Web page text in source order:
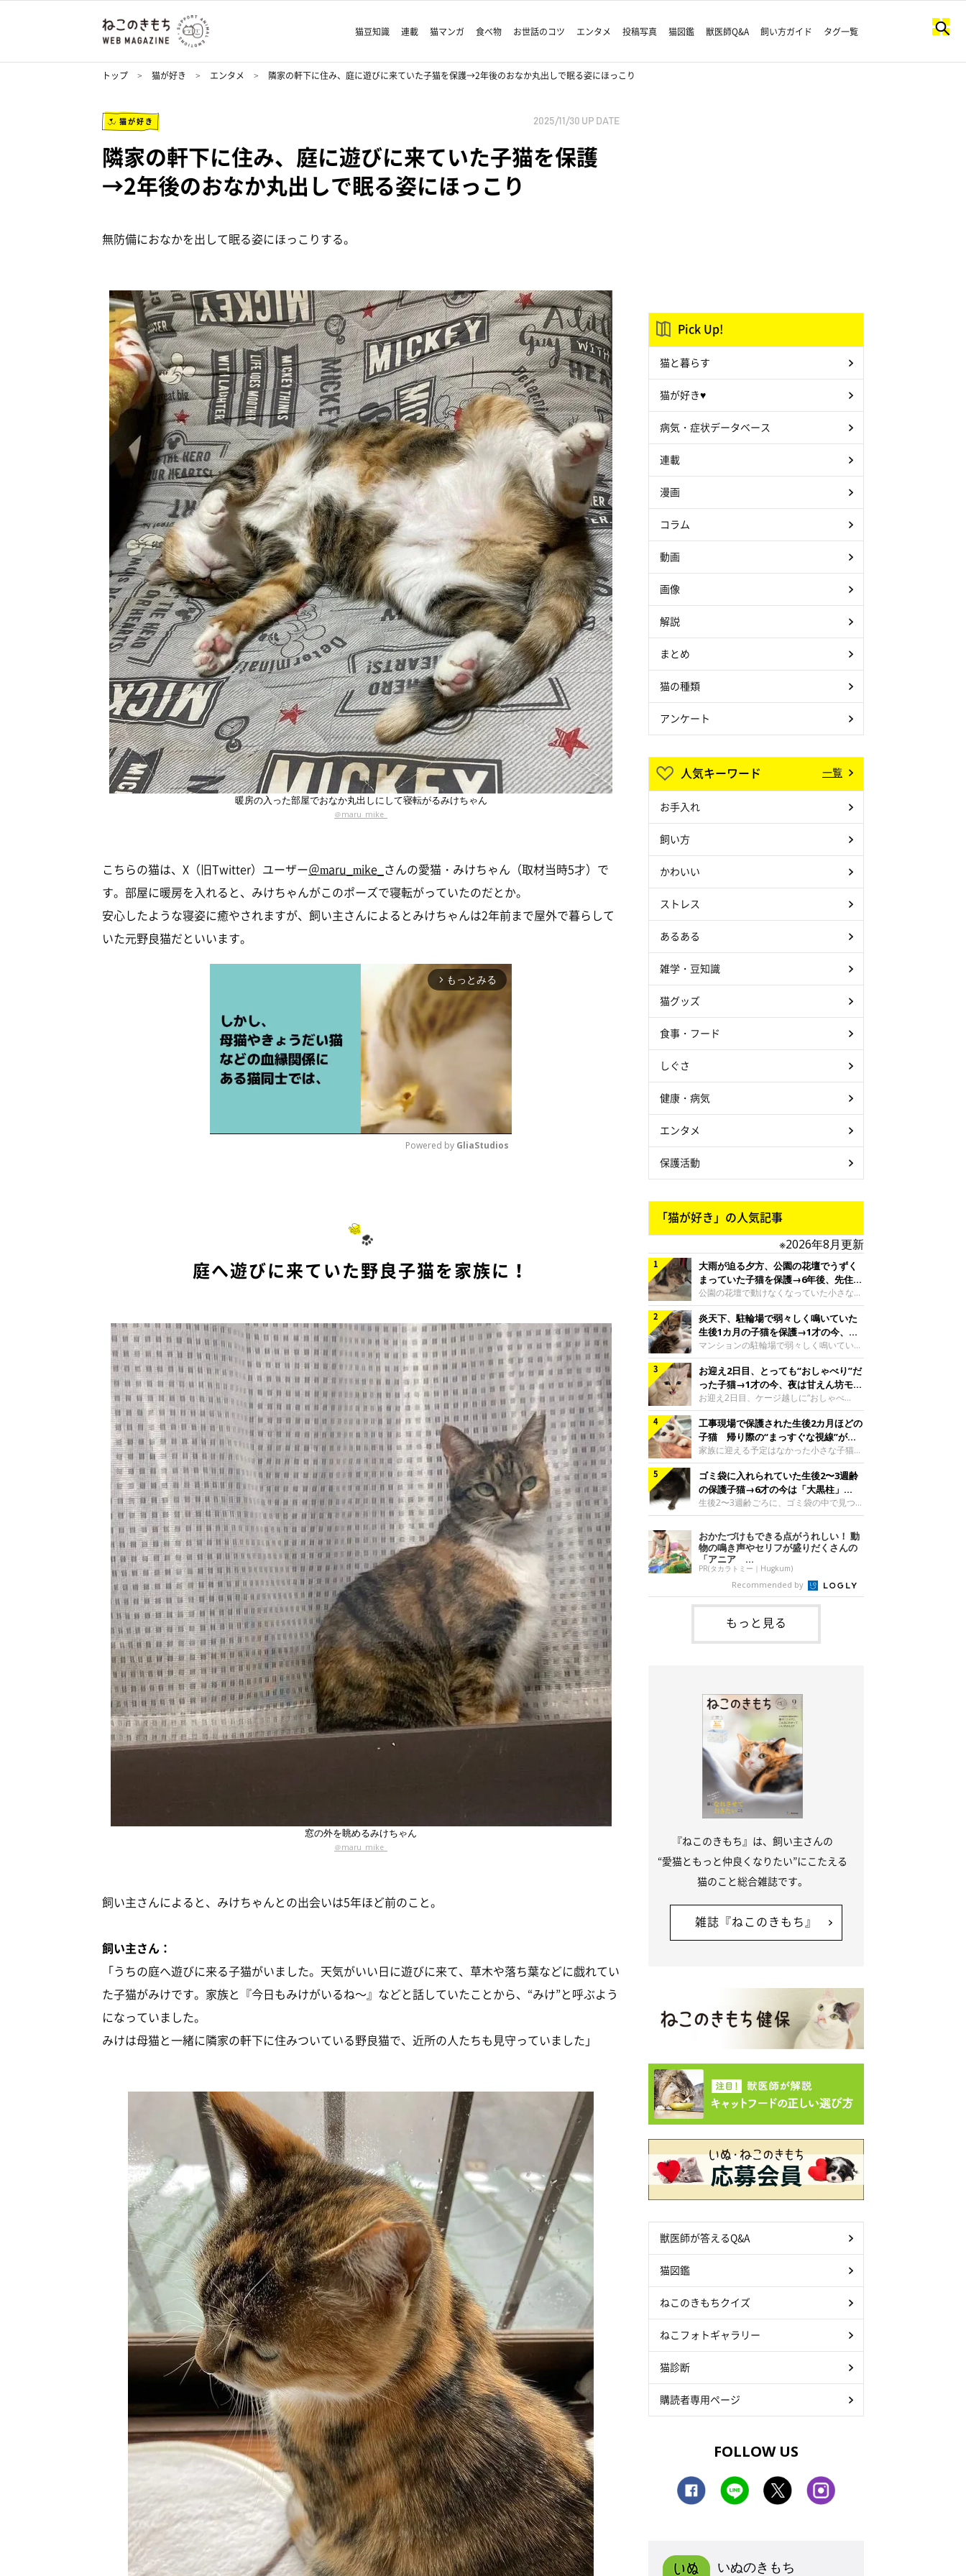
猫豆知識 連載 猫マンガ 食べ物 お世話のコツ エンタメ 投稿写真 猫図鑑 獣医師Q&A 飼い方ガイド タグ一覧
トップ 猫が好き エンタメ 隣家の軒下に住み、庭に遊びに来ていた子猫を保護→2年後のおなか丸出しで眠る姿にほっこり
猫が好き 2025/11/30 UP DATE
隣家の軒下に住み、庭に遊びに来ていた子猫を保護
→2年後のおなか丸出しで眠る姿にほっこり
無防備におなかを出して眠る姿にほっこりする。
暖房の入った部屋でおなか丸出しにして寝転がるみけちゃん
＠maru_mike_
こちらの猫は、X（旧Twitter）ユーザー＠maru_mike_ さんの愛猫・みけちゃん（取材当時5才）で
す。部屋に暖房を入れると、みけちゃんがこのポーズで寝転がっていたのだとか。
安心したような寝姿に癒やされますが、飼い主さんによるとみけちゃんは2年前まで屋外で暮らして
いた元野良猫だといいます。
arrow_forward_ios もっとみる
Powered by GliaStudios
庭へ遊びに来ていた野良子猫を家族に！
窓の外を眺めるみけちゃん
＠maru_mike_
飼い主さんによると、みけちゃんとの出会いは5年ほど前のこと。
飼い主さん：
「うちの庭へ遊びに来る子猫がいました。天気がいい日に遊びに来て、草木や落ち葉などに戯れてい
た子猫がみけです。家族と『今日もみけがいるね～』などと話していたことから、“みけ”と呼ぶよう
になっていました。
みけは母猫と一緒に隣家の軒下に住みついている野良猫で、近所の人たちも見守っていました」
Pick Up!
猫と暮らす
猫が好き♥
病気・症状データベース
連載
漫画
コラム
動画
画像
解説
まとめ
猫の種類
アンケート
人気キーワード 一覧
お手入れ
飼い方
かわいい
ストレス
あるある
雑学・豆知識
猫グッズ
食事・フード
しぐさ
健康・病気
エンタメ
保護活動
「猫が好き」の人気記事
※2026年8月更新
大雨が迫る夕方、公園の花壇でうずく
まっていた子猫を保護→6年後、先住猫
と“姉妹”のような関係に
公園の花壇で動けなくなっていた小さな子
猫。家族に迎えられてから6年、先住猫と
の間には深い絆が育まれていました。保護
当時のティダちゃん。
@muumuu62197189紹介するのは、
X（旧Twitter）ユーザー
@muumuu62197189さんの愛猫・ティダ
ちゃん（取材時6才）の成長記録です。こ
ちらは、生後3カ月ごろのティダちゃん。
飼い主さんが出会ったのは、夜から大雨に
なると予報されていた日の夕方でした。花
壇で動けずにいた子猫保護したばかりのテ
ィダちゃん。@muumuu62197189飼い主
さんは、公園の
炎天下、駐輪場で弱々しく鳴いていた
生後1カ月の子猫を保護→1才の今、筋
肉質でツンデレなコに成長
マンションの駐輪場で弱々しく鳴いてい
た、生後1カ月ほどの子猫。家族に迎えら
れてから1年、体も行動も大きく成長しま
した。炎天下の駐輪場で鳴いていた小さな
子猫保護当時のモモちゃん。@Kingponzu
紹介するのは、X（旧Twitter）ユーザー
@Kingponzuさんの愛猫・モモちゃん（取
材時1才）の成長記録です。こちらは、モ
モちゃんが生後1カ月ごろに撮影された一
枚。飼い主さんの自宅マンションの駐輪場
で鳴いていたところを保護された当時の姿
です。子猫時代のモモちゃん。
@Kingponzuその日は気温が35℃を
お迎え2日目、とっても“おしゃべり”だ
った子猫→1才の今、夜は甘えん坊モー
ドになるコに成長！
お迎え2日目、ケージ越しに“おしゃべ
り”する姿を見せていた子猫。1才になった
今も見せる愛らしい姿にキュンとします。
お迎え2日目、ケージ越しに何かを伝える
ももちゃん“おしゃべり”なももちゃん。
@poocoonyan紹介するのは、Instagram
ユーザー@poocoonyanさんの愛猫・もも
ちゃん（取材時1才／マンチカン）です。
こちらの動画は、ももちゃんが生後2カ月
を過ぎたころ、お迎え2日目に撮影された
ため、当時はケージの中で過ごしていまし
た。鳴いてアピールするももち
工事現場で保護された生後2カ月ほどの
子猫 帰り際の“まっすぐな視線”が忘
れられず、家族の一員に
家族に迎える予定はなかった小さな子猫。
帰り際に見せた姿が、飼い主さんの心に残
りました。保護当時の夏目ちゃん。
@shibainu_rintaro紹介するのは、
Instagramユーザー@shibainu_rintaroさ
んの愛猫・夏目（なつめ）ちゃん（取材時
3才）。工事現場で親猫とはぐれたとみら
れ、保護された当時は生後2カ月ほどだっ
たといいます。新しい飼い主を探すつもり
が……保護されてケージに入っている夏目
ちゃん。@shibainu_rintaro夏目ちゃんを
保護したのは、以前、飼い主さんの愛猫・
ちくわく
ゴミ袋に入れられていた生後2〜3週齢
の保護子猫→6才の今は「大黒柱」
に！ 美しい黒猫に成長した姿にグッ
とくる
生後2〜3週齢ごろに、ゴミ袋の中で見つか
った小さな命。ミルクから育てられたその
子猫は今、家族に欠かせない存在へと成長
しました。ゴミ袋の中で見つかった、ミニ
モグラのような子猫よちよち歩きをしてい
たころの、生後2〜3週齢ごろのドンちゃ
ん。@doddou_1今回紹介するのは、
X（旧Twitter）ユーザー@doddou_1さん
の愛猫・ドンちゃん（取材時、推定6才／
本名：ドミトリー・ドンスコイ）。ドンち
ゃんは、保護猫でした。ドンちゃんが見つ
かったのは、飼い主さんの姉の勤め先の敷
おかたづけもできる点がうれしい！ 動
物の鳴き声やセリフが盛りだくさんの
「アニア ...
PR(タカラトミー｜Hugkum)
Recommended by
もっと見る
『ねこのきもち』は、飼い主さんの
“愛猫ともっと仲良くなりたい”にこたえる
猫のこと総合雑誌です。
雑誌『ねこのきもち』
獣医師が答えるQ&A
猫図鑑
ねこのきもちクイズ
ねこフォトギャラリー
猫診断
購読者専用ページ
FOLLOW US
いぬのきもち